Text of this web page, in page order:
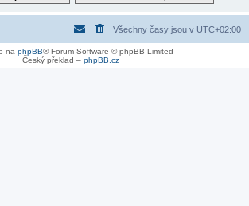
Všechny časy jsou v UTC+02:00
na phpBB® Forum Software © phpBB Limited
Český překlad – phpBB.cz